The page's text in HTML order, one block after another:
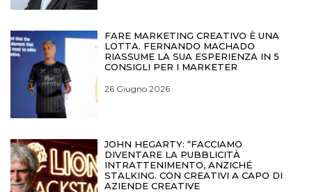
FARE MARKETING CREATIVO È UNA
LOTTA. FERNANDO MACHADO
RIASSUME LA SUA ESPERIENZA IN 5
CONSIGLI PER I MARKETER
26 Giugno 2026
JOHN HEGARTY: “FACCIAMO
DIVENTARE LA PUBBLICITÀ
INTRATTENIMENTO, ANZICHÉ
STALKING. CON CREATIVI A CAPO DI
AZIENDE CREATIVE